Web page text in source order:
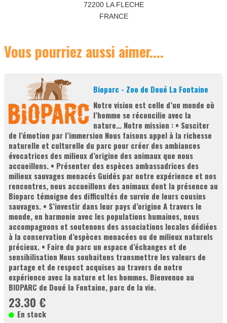
72200 LA FLECHE
FRANCE
Vous pourriez aussi aimer....
Bioparc - Zoo de Doué La Fontaine
Notre vision est celle d’un monde où
l’homme se réconcilie avec la
nature… Notre mission : • Susciter
de l’émotion par l’immersion Nous faisons appel à la richesse
naturelle et culturelle du parc pour créer des ambiances
évocatrices des milieux d’origine des animaux que nous
accueillons. • Présenter des espèces ambassadrices des
milieux sauvages menacés Guidés par notre expérience et nos
rencontres, nous accueillons des animaux dont la présence au
Bioparc témoigne des difficultés de survie de leurs cousins
sauvages. • S’investir dans leur pays d’origine A travers le
monde, en harmonie avec les populations humaines, nous
accompagnons et soutenons des associations locales dédiées
à la conservation d’espèces menacées ou de milieux naturels
précieux. • Faire du parc un espace d’échanges et de
sensibilisation Nous souhaitons transmettre les valeurs de
partage et de respect acquises au travers de notre
expérience avec la nature et les hommes. Bienvenue au
BIOPARC de Doué la Fontaine, parc de la vie.
23.30 €
En stock